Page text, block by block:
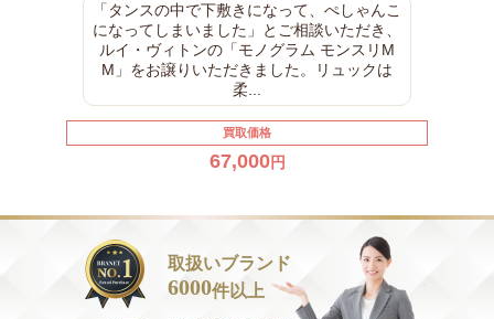
クラシカルなデザインが魅力のルイ・ヴィト
ン「モノグラム カルトシエールGM（M5125
2）」をご紹介します。1970～80年代から親
しまれてきたヴィンテージモデ...
10,000円
取扱いブランド
6000件以上